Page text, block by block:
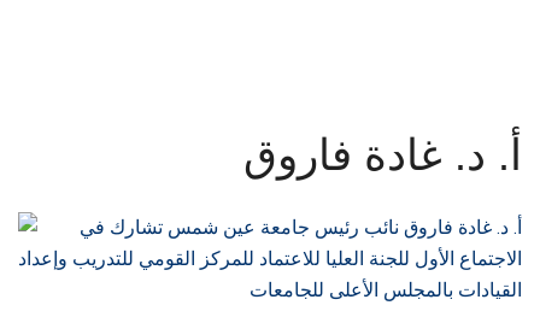
الأنظمة الذكية
أ. د. غادة فاروق